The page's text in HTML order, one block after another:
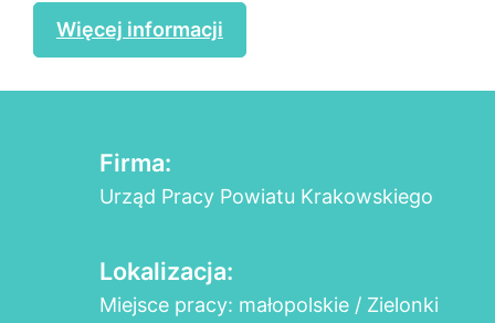
Więcej informacji
Firma:
Urząd Pracy Powiatu Krakowskiego
Lokalizacja:
Miejsce pracy: małopolskie / Zielonki